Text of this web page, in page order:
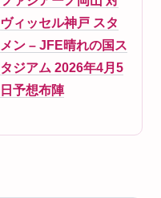
ヴィッセル神戸 スタ
メン – JFE晴れの国ス
タジアム 2026年4月5
日予想布陣